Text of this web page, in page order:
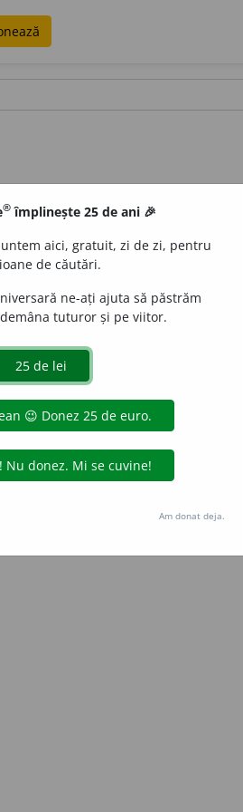
un proces inflamator. (<
dexonline (https://dexonline.ro)
prin orice metode de extragere automată
seturilor de date oferite oficial spre utilizare
Hosterion
® împlinește 25 de ani 🎉
aici, gratuit, zi de zi, pentru
de căutări.
ne-ați ajuta să păstrăm
tuturor și pe viitor.
Am donat deja.